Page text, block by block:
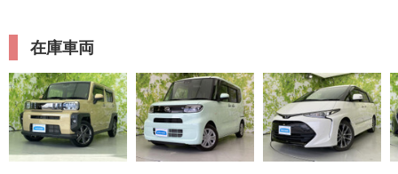
在庫車両